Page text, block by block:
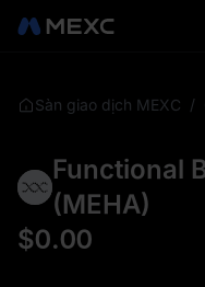
Sàn giao dịch MEXC /
Functional
(MEHA)
$0.00